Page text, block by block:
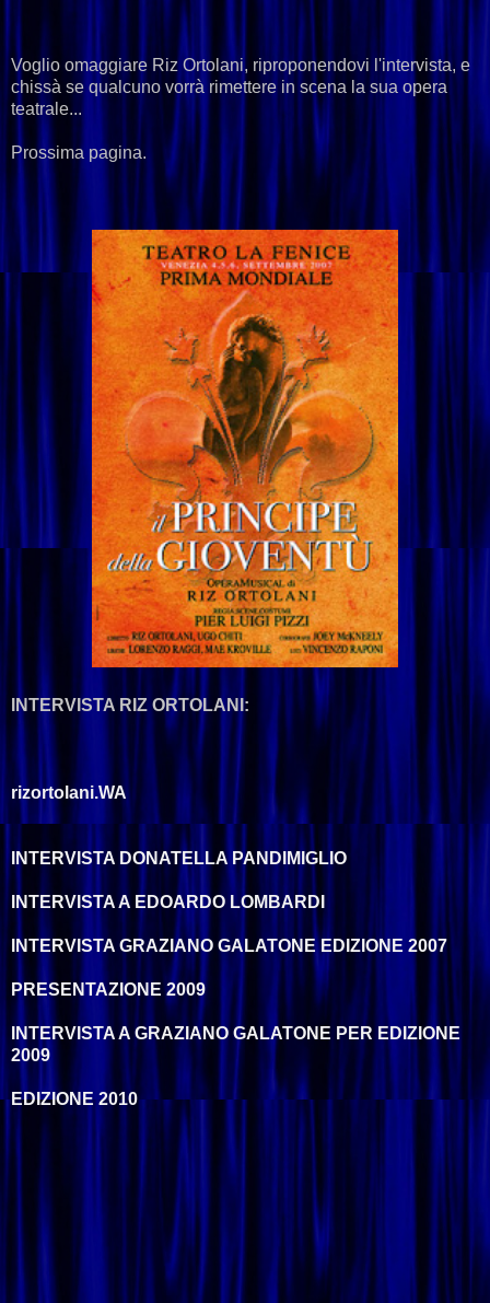
Voglio omaggiare Riz Ortolani, riproponendovi l'intervista, e
chissà se qualcuno vorrà rimettere in scena la sua opera
teatrale...
Prossima pagina.
INTERVISTA RIZ ORTOLANI:
rizortolani.WA
INTERVISTA DONATELLA PANDIMIGLIO
INTERVISTA A EDOARDO LOMBARDI
INTERVISTA GRAZIANO GALATONE EDIZIONE 2007
PRESENTAZIONE 2009
INTERVISTA A GRAZIANO GALATONE PER EDIZIONE
2009
EDIZIONE 2010